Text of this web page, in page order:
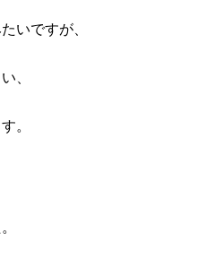
いですが、
、
。